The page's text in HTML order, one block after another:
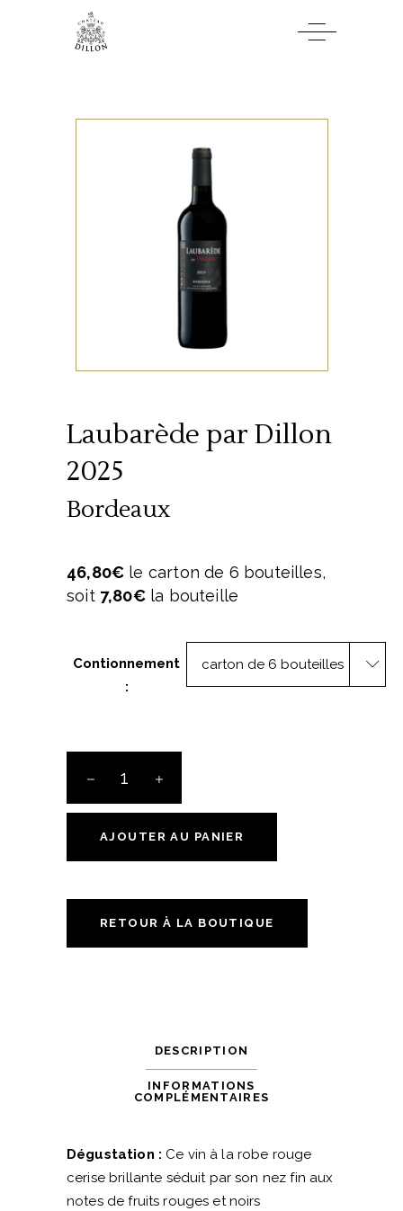
Laubarède par Dillon
2025
Bordeaux
46,80€ le carton de 6 bouteilles,
soit 7,80€la bouteille
Contionnement
:
carton de 6 bouteilles
Dillon
AJOUTER AU PANIER
RETOUR À LA BOUTIQUE
DESCRIPTION
INFORMATIONS
COMPLÉMENTAIRES
Dégustation : Ce vin à la robe rouge
cerise brillante séduit par son nez fin aux
notes de fruits rouges et noirs